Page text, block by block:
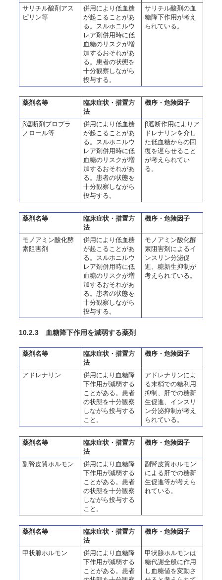
サリチル酸剤アス
ピリン等
併用により低血糖
が起こることがあ
る。スルホニルウ
レア剤併用時に低
血糖のリスクが増
加するおそれがあ
る。患者の状態を
十分観察しながら
投与する。
サリチル酸剤の血
糖降下作用が考え
られている。
薬剤名等
臨床症状・措置方
法
機序・危険因子
β遮断剤プロプラ
ノロール等
併用により低血糖
が起こることがあ
る。スルホニルウ
レア剤併用時に低
血糖のリスクが増
加するおそれがあ
る。患者の状態を
十分観察しながら
投与する。
β遮断作用によりア
ドレナリンを介し
た低血糖からの回
復を遅らせること
が考えられてい
る。
薬剤名等
臨床症状・措置方
法
機序・危険因子
モノアミン酸化酵
素阻害剤
併用により低血糖
が起こることがあ
る。スルホニルウ
レア剤併用時に低
血糖のリスクが増
加するおそれがあ
る。患者の状態を
十分観察しながら
投与する。
モノアミン酸化酵
素阻害剤によるイ
ンスリン分泌促
進、糖新生抑制が
考えられている。
10.2.3 血糖降下作用を減弱する薬剤
薬剤名等
臨床症状・措置方
法
機序・危険因子
アドレナリン
併用により血糖降
下作用が減弱する
ことがある。患者
の状態を十分観察
しながら投与する
こと。
アドレナリンによ
る末梢での糖利用
抑制、肝での糖新
生促進、インスリ
ン分泌抑制が考え
られている。
薬剤名等
臨床症状・措置方
法
機序・危険因子
副腎皮質ホルモン
併用により血糖降
下作用が減弱する
ことがある。患者
の状態を十分観察
しながら投与する
こと。
副腎皮質ホルモン
による肝での糖新
生促進等が考えら
れている。
薬剤名等
臨床症状・措置方
法
機序・危険因子
甲状腺ホルモン
併用により血糖降
下作用が減弱する
ことがある。患者
甲状腺ホルモンは
糖代謝全般に作用
し血糖値を変動さ